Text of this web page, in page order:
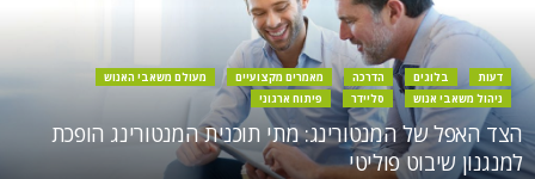
דעות בלוגים הדרכה מאמרים מקצועיים
מעולם משאבי האנוש
ניהול משאבי אנוש
סליידר פיתוח ארגוני
הצד האפל של המנטורינג: מתי תוכנית המנטורינג הופכת
למנגנון שיבוט פוליטי